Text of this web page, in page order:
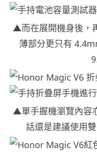
▲而在展開機身後，
薄部分更只有
▲單手握機瀏覽內容
話還是建議使用